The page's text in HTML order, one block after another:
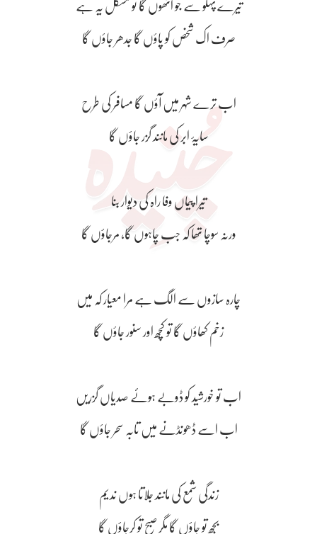
تیرے پہلو سے جو اٹھوں گا تو مشکل یہ ہے
صرف اک شخص کو پاؤں گا جدھر جاؤں گا
اب ترے شہر میں آؤں گا مسافر کی طرح
سایۂ ابر کی مانند گزر جاؤں گا
تیرا پیماں وفا راہ کی دیوار بنا
ورنہ سوچا تھا کہ جب چاہوں گا، مرجاؤں گا
چارہ سازوں سے الگ ہے مرا معیار کہ میں
زخم کھاؤں گا تو کچھ اور سنور جاؤں گا
اب تو خورشید کو ڈوبے ہوئے صدیاں گزریں
اب اسے ڈھونڈنے میں تابہ سحر جاؤں گا
زندگی شمع کی مانند جلاتا ہوں ندیم
بجھ تو جاؤں گا مگر صبح تو کرجاؤں گا